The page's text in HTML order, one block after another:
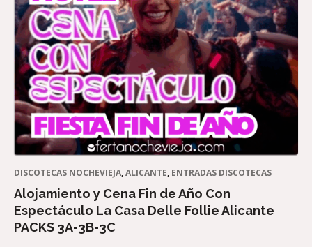
DISCOTECAS NOCHEVIEJA,ALICANTE, ENTRADAS DISCOTECAS
Alojamiento y Cena Fin de Año Con
Espectáculo La Casa Delle Follie Alicante
PACKS 3A-3B-3C